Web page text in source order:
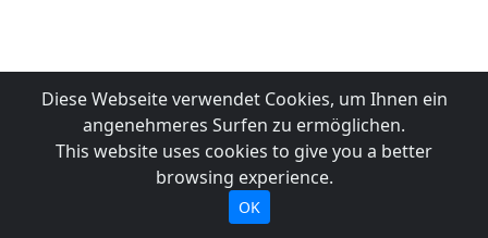
Diese Webseite verwendet Cookies, um Ihnen ein
angenehmeres Surfen zu ermöglichen.
This website uses cookies to give you a better
browsing experience.
OK